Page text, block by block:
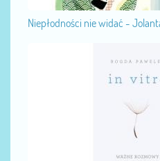
Niepłodności nie widać -